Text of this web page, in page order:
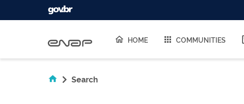
HOME COMMUNITIES
Search